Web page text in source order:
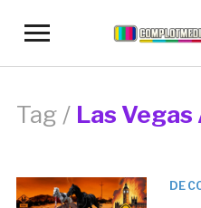
Toggle
navigation
Tag / Las Vegas
DE